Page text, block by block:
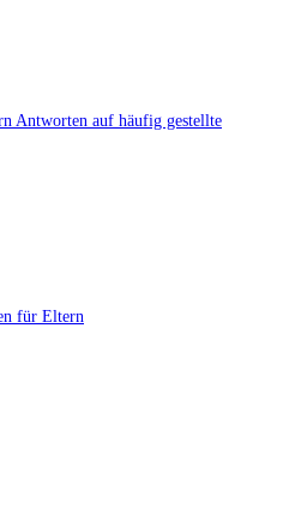
Antworten auf häufig gestellte
für Eltern